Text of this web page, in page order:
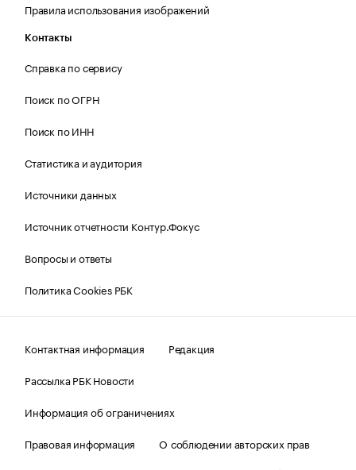
Правила использования изображений
Контакты
Справка по сервису
Поиск по ОГРН
Поиск по ИНН
Статистика и аудитория
Источники данных
Источник отчетности Контур.Фокус
Вопросы и ответы
Политика Cookies РБК
Контактная информация
Редакция
Рассылка РБК Новости
Информация об ограничениях
Правовая информация
О соблюдении авторских прав